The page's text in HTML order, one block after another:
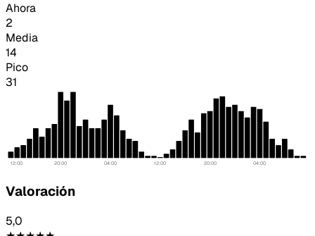
Ahora
2
Media
14
Pico
31
12:00 20:00 04:00 12:00 20:00 04:00
Valoración
5,0